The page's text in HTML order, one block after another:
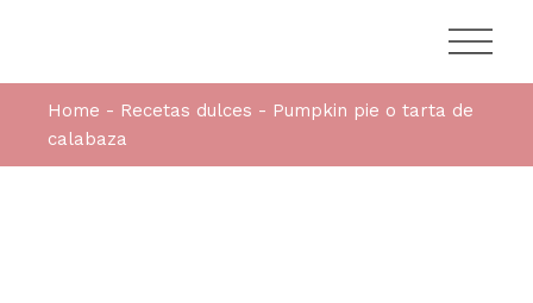
Home Recetas dulces
Pumpkin pie o tarta de
calabaza